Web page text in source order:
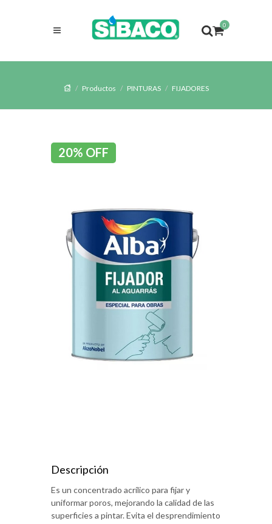
0
Productos PINTURAS FIJADORES
20% OFF
Descripción
Es un concentrado acrílico para fijar y
uniformar poros, mejorando la calidad de las
superficies a pintar. Evita el desprendimiento